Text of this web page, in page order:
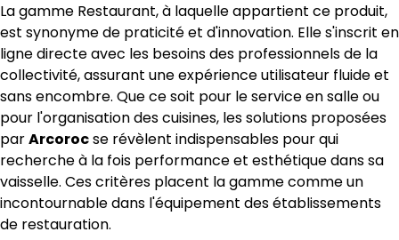
La gamme Restaurant, à laquelle appartient ce produit,
est synonyme de praticité et d'innovation. Elle s'inscrit en
ligne directe avec les besoins des professionnels de la
collectivité, assurant une expérience utilisateur fluide et
sans encombre. Que ce soit pour le service en salle ou
pour l'organisation des cuisines, les solutions proposées
parArcorocse révèlent indispensables pour qui
recherche à la fois performance et esthétique dans sa
vaisselle. Ces critères placent la gamme comme un
incontournable dans l'équipement des établissements
de restauration.